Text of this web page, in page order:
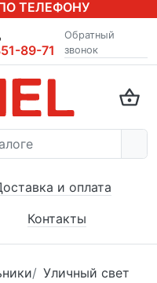
ТЕЛЕФОНУ
89-71
Обратный
звонок
и оплата
Контакты
Уличный свет